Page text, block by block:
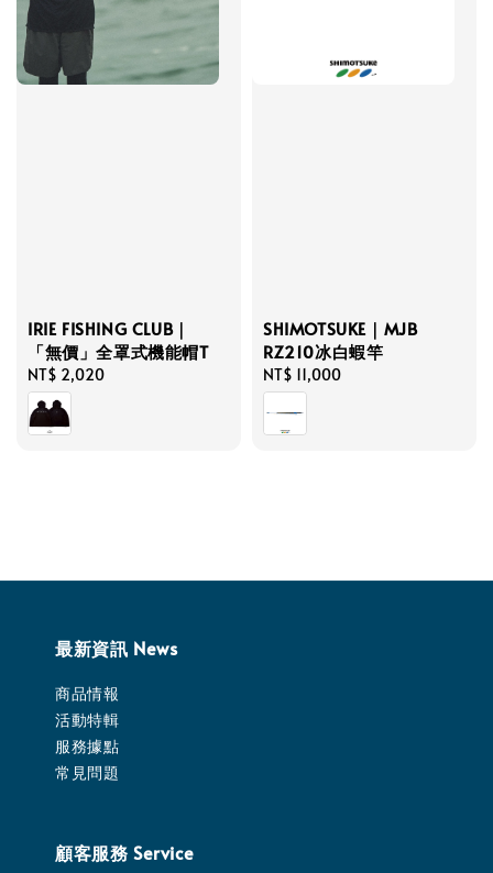
IRIE FISHING CLUB｜
「無價」全罩式機能帽T
Regular
price
NT$ 2,020
SHIMOTSUKE｜MJB
RZ210冰白蝦竿
Regular
price
NT$ 11,000
最新資訊 News
商品情報
活動特輯
服務據點
常見問題
顧客服務 Service